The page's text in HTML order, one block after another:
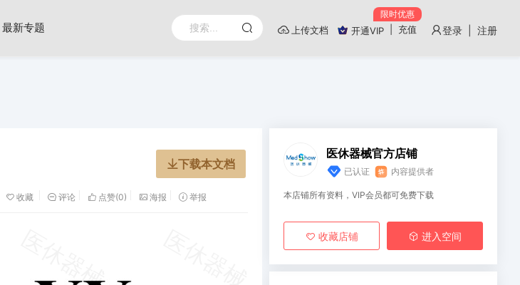
最新专题 上传文档 开通VIP
限时优惠
充值 登录 | 注册
下载本文档
收藏 评论 点赞(0) 海报 举报
医休器械官方店铺
已认证 内容提供者
本店铺所有资料，VIP会员都可免费下载
收藏店铺 进入空间